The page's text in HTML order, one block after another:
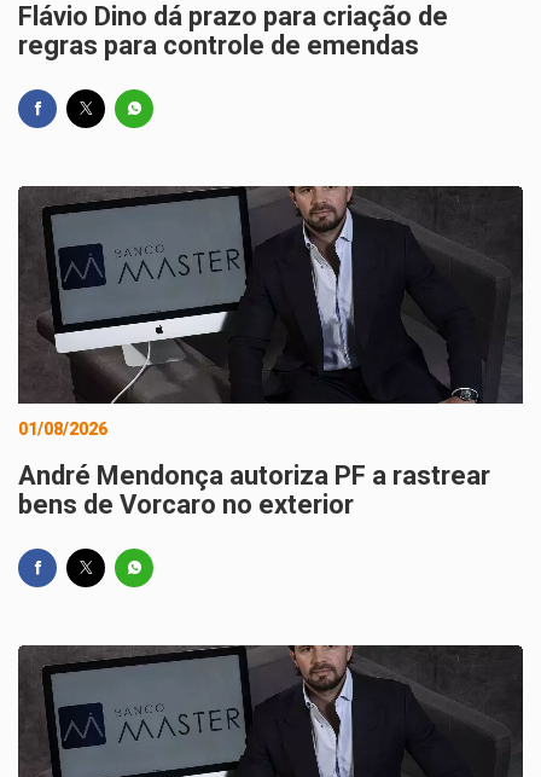
Flávio Dino dá prazo para criação de
regras para controle de emendas
01/08/2026
André Mendonça autoriza PF a rastrear
bens de Vorcaro no exterior